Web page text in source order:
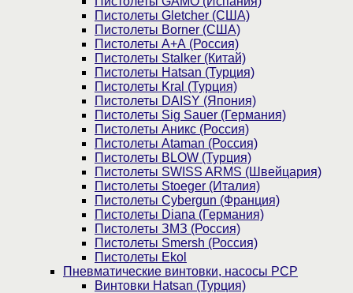
Пистолеты Gletcher (США)
Пистолеты Borner (США)
Пистолеты А+А (Россия)
Пистолеты Stalker (Китай)
Пистолеты Hatsan (Турция)
Пистолеты Kral (Турция)
Пистолеты DAISY (Япония)
Пистолеты Sig Sauer (Германия)
Пистолеты Аникс (Россия)
Пистолеты Ataman (Россия)
Пистолеты BLOW (Турция)
Пистолеты SWISS ARMS (Швейцария)
Пистолеты Stoeger (Италия)
Пистолеты Cybergun (Франция)
Пистолеты Diana (Германия)
Пистолеты ЗМЗ (Россия)
Пистолеты Smersh (Россия)
Пистолеты Ekol
Пневматические винтовки, насосы PCP
Винтовки Hatsan (Турция)